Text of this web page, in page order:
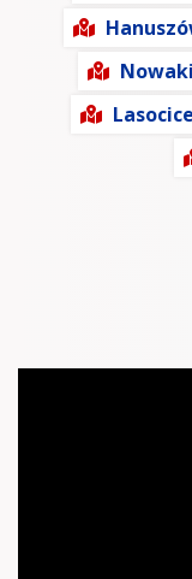
Nowaki
Lasocice